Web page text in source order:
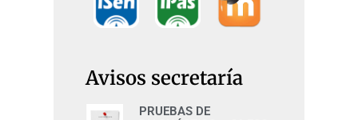
Avisos secretaría
PRUEBAS DE